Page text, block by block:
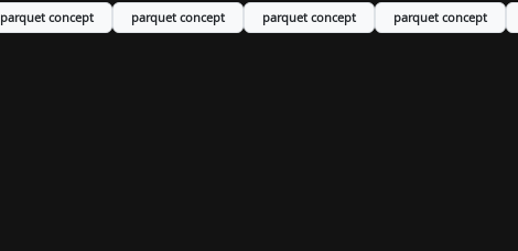
parquet concept parquet concept parquet concept parquet concept